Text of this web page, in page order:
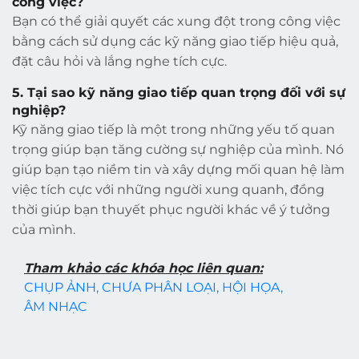
Bạn có thể giải quyết các xung đột trong công việc
bằng cách sử dụng các kỹ năng giao tiếp hiệu quả,
đặt câu hỏi và lắng nghe tích cực.
5. Tại sao kỹ năng giao tiếp quan trọng đối với sự
nghiệp?
Kỹ năng giao tiếp là một trong những yếu tố quan
trọng giúp bạn tăng cường sự nghiệp của mình. Nó
giúp bạn tạo niềm tin và xây dựng mối quan hệ làm
việc tích cực với những người xung quanh, đồng
thời giúp bạn thuyết phục người khác về ý tưởng
của mình.
Tham khảo các khóa học liên quan:
CHỤP ẢNH, CHƯA PHÂN LOẠI, HỘI HỌA,
ÂM NHẠC